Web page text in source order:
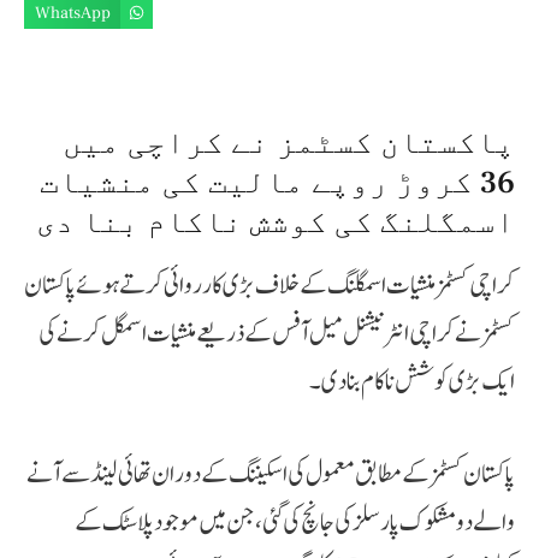
WhatsApp
پاکستان کسٹمز نے کراچی میں
36 کروڑ روپے مالیت کی منشیات
اسمگلنگ کی کوشش ناکام بنا دی
کراچی کسٹمز منشیات اسمگلنگ کے خلاف بڑی کارروائی کرتے ہوئے پاکستان
کسٹمز نے کراچی انٹرنیشنل میل آفس کے ذریعے منشیات اسمگل کرنے کی
ایک بڑی کوشش ناکام بنا دی۔
پاکستان کسٹمز کے مطابق معمول کی اسکیننگ کے دوران تھائی لینڈ سے آنے
والے دو مشکوک پارسلز کی جانچ کی گئی، جن میں موجود پلاسٹک کے